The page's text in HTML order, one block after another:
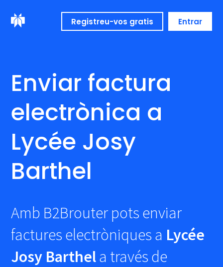
Registreu-vos gratis Entrar
Enviar factura
electrònica a
Lycée Josy
Barthel
Amb B2Brouter pots enviar
factures electròniques a Lycée
Josy Barthela través de